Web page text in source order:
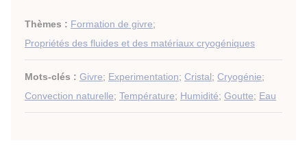
Thèmes : Formation de givre;
Propriétés des fluides et des matériaux cryogéniques
Mots-clés : Givre; Experimentation; Cristal; Cryogénie;
Convection naturelle; Température; Humidité; Goutte; Eau